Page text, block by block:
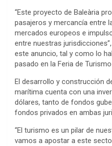
“Este proyecto de Baleària
pasajeros y mercancía entre
mercados europeos e
entre nuestras
este anuncio, tal y como lo
pasado en la Feria de
El desarrollo y construcción
marítima cuenta con una
dólares, tanto de fondos
fondos privados en ambas
“El turismo es un pilar de
vamos a apostar a este